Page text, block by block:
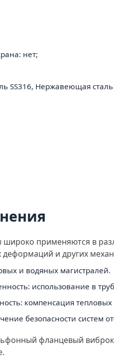
нет;
SS316, Нержавеющая
применяются в
и других
и водяных магистралей.
использование в
компенсация
безопасности систем
фланцевый